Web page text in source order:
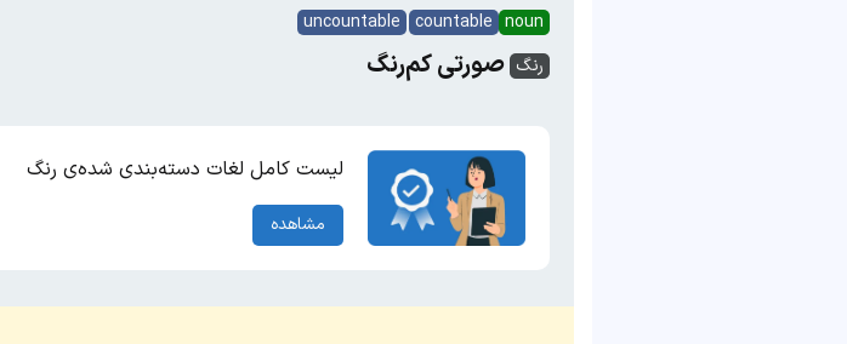
noun
countable
uncountable
رنگ صورتی کم‌رنگ
لیست کامل لغات دسته‌بندی شده‌ی رنگ
مشاهده